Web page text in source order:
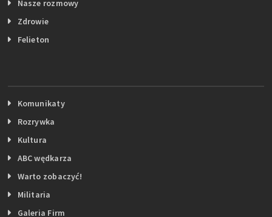
Nasze rozmowy
Zdrowie
Felieton
Komunikaty
Rozrywka
Kultura
ABC wędkarza
Warto zobaczyć!
Militaria
Galeria Firm